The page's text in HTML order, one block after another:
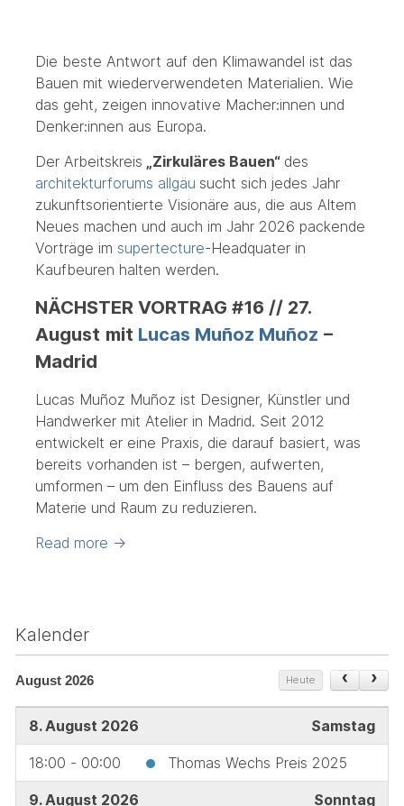
Die beste Antwort auf den Klimawandel ist das
Bauen mit wiederverwendeten Materialien. Wie
das geht, zeigen innovative Macher:innen und
Denker:innen aus Europa.
Der Arbeitskreis „Zirkuläres Bauen“ des
architekturforums allgäu sucht sich jedes Jahr
zukunftsorientierte Visionäre aus, die aus Altem
Neues machen und auch im Jahr 2026 packende
Vorträge im supertecture-Headquater in
Kaufbeuren halten werden.
NÄCHSTER VORTRAG #16 // 27.
August mit Lucas Muñoz Muñoz –
Madrid
Lucas Muñoz Muñoz ist Designer, Künstler und
Handwerker mit Atelier in Madrid. Seit 2012
entwickelt er eine Praxis, die darauf basiert, was
bereits vorhanden ist – bergen, aufwerten,
umformen – um den Einfluss des Bauens auf
Materie und Raum zu reduzieren.
Read more →
Kalender
August 2026 Heute
8. August 2026 Samstag
18:00 - 00:00 Thomas Wechs Preis 2025
9. August 2026 Sonntag